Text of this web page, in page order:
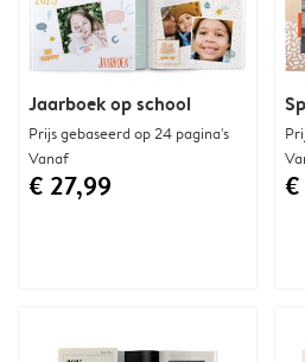
Jaarboek op school
Prijs gebaseerd op 24 pagina's
Vanaf
€ 27,99 €